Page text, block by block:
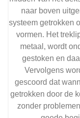
naar boven
systeem getrokken
vormen. Het
metaal, wordt
gestoken en
Vervolgens
gescoord dat
getrokken door de
zonder